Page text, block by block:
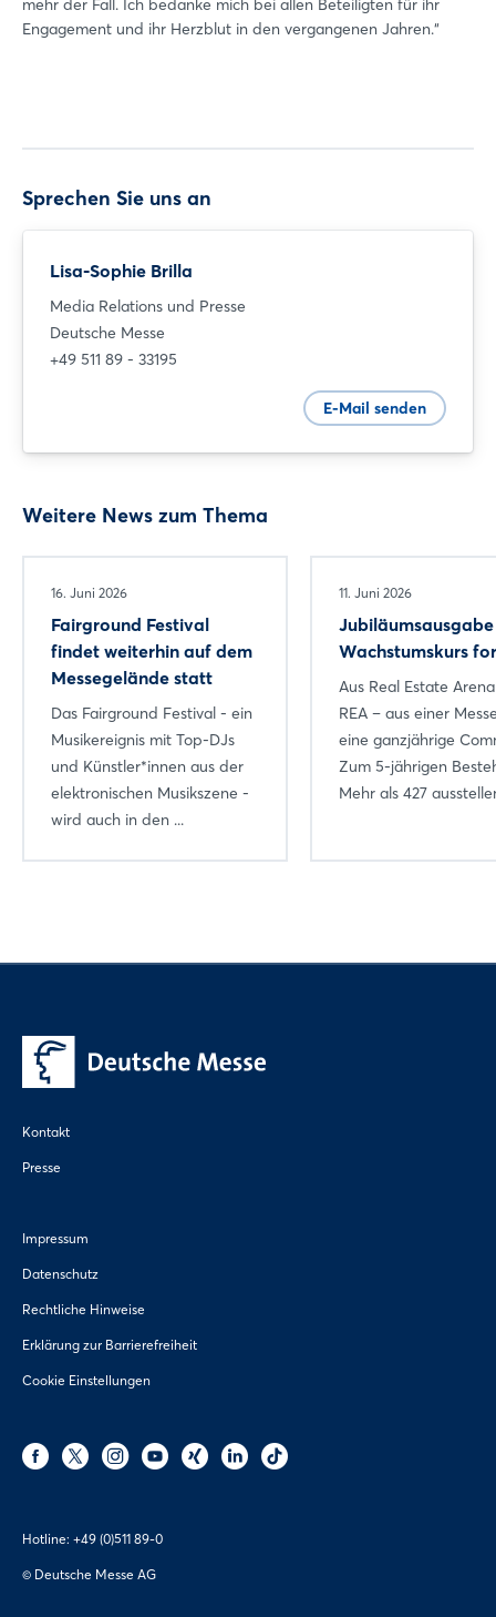
Engagement und ihr Herzblut in den vergangenen Jahren.“
Sprechen Sie uns an
Lisa-Sophie Brilla
Media Relations und Presse
Deutsche Messe
+49 511 89 - 33195
E-Mail senden
Weitere News zum Thema
16. Juni 2026
Fairground Festival
findet weiterhin auf dem
Messegelände statt
Das Fairground Festival - ein
Musikereignis mit Top-DJs
und Künstler*innen aus der
elektronischen Musikszene -
wird auch in den ...
11. Juni 2026
Wachstumskurs
Aus Real Estate
REA – aus einer
eine ganzjährige
Zum 5-jährigen
Mehr als 427
Kontakt
Presse
Impressum
Datenschutz
Rechtliche Hinweise
Erklärung zur Barrierefreiheit
Cookie Einstellungen
Hotline: +49 (0)511 89-0
© Deutsche Messe AG
Noch nicht angemeldet?